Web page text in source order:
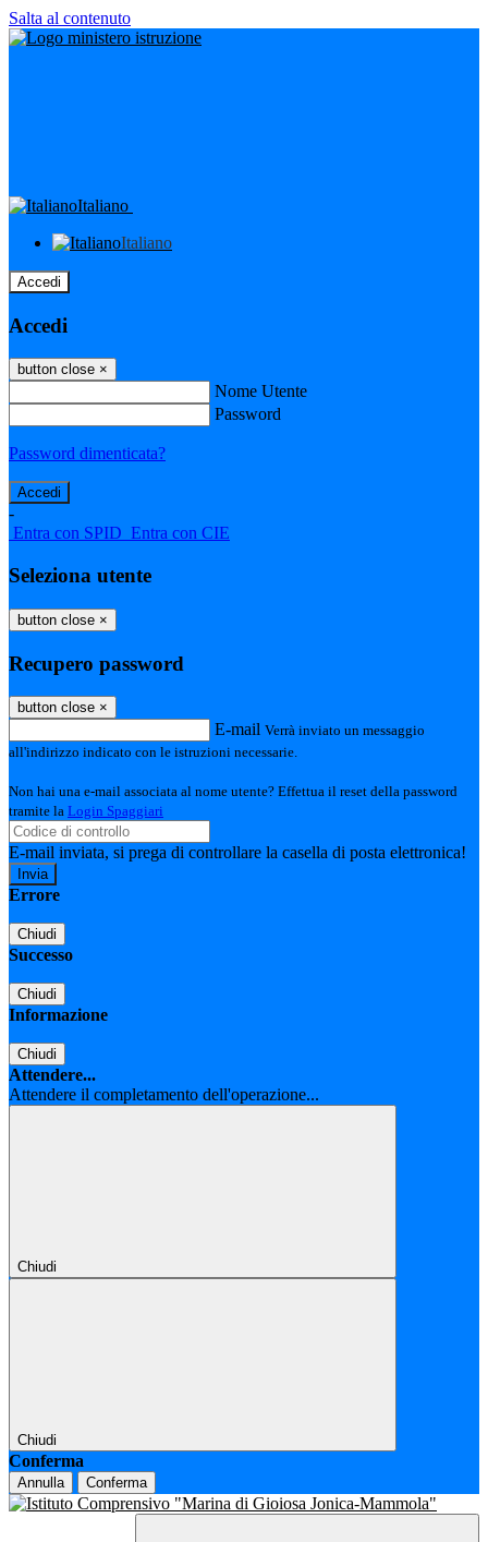
Salta al contenuto
Italiano
Italiano
Accedi
Accedi
button close ×
Nome Utente
Password
Password dimenticata?
-
Entra con SPID Entra con CIE
Seleziona utente
button close ×
Recupero password
button close ×
E-mail Verrà inviato un messaggio
all'indirizzo indicato con le istruzioni necessarie.
Non hai una e-mail associata al nome utente? Effettua il reset della password
tramite la Login Spaggiari
E-mail inviata, si prega di controllare la casella di posta elettronica!
Errore
Chiudi
Successo
Chiudi
Informazione
Chiudi
Attendere...
Attendere il completamento dell'operazione...
Chiudi
Chiudi
Conferma
Annulla Conferma